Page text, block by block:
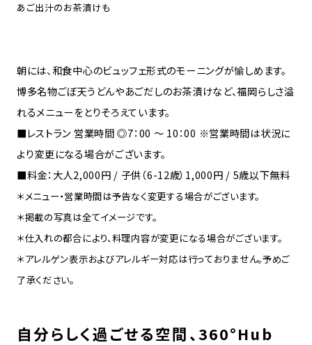
あご出汁のお茶漬けも
朝には、和食中心のビュッフェ形式のモーニングが愉しめます。
博多名物ごぼ天うどんやあごだしのお茶漬けなど、福岡らしさ溢
れるメニューをとりそろえています。
■レストラン 営業時間 ◎7：00 ～ 10：00 ※営業時間は状況に
より変更になる場合がございます。
■料金：大人2,000円 / 子供（6-12歳）1,000円 / 5歳以下無料
＊メニュー・営業時間は予告なく変更する場合がございます。
＊掲載の写真は全てイメージです。
＊仕入れの都合により、料理内容が変更になる場合がございます。
＊アレルゲン表示およびアレルギー対応は行っておりません。予めご
了承ください。
自分らしく過ごせる空間、360°Hub